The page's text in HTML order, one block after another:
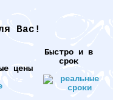
Вас!
цены
Быстро и в
срок